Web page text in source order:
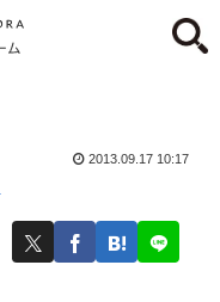
2013.09.17 10:17